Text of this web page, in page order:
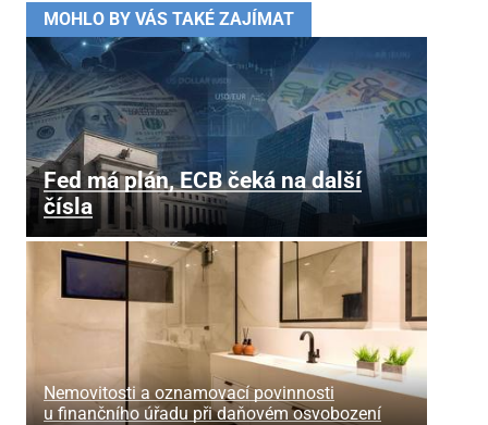
MOHLO BY VÁS TAKÉ ZAJÍMAT
Fed má plán, ECB čeká na další
čísla
Nemovitosti a oznamovací povinnosti
u finančního úřadu při daňovém osvobození